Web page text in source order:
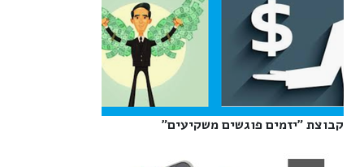
קבוצת "יזמים פוגשים משקיעים"‎